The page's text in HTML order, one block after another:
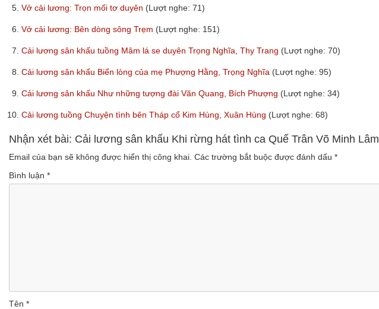
5. Vở cải lương: Trọn mối tơ duyên (Lượt nghe: 71)
6. Vở cải lương: Bên dòng sông Trẹm (Lượt nghe: 151)
7. Cải lương sân khấu tuồng Mâm lá se duyên Trọng Nghĩa, Thy Trang (Lượt nghe: 70)
8. Cải lương sân khấu Biển lòng của mẹ Phượng Hằng, Trọng Nghĩa (Lượt nghe: 95)
9. Cải lương sân khấu Như những tượng đài Văn Quang, Bích Phượng (Lượt nghe: 34)
10. Cải lương tuồng Chuyện tình bên Tháp cổ Kim Hùng, Xuân Hùng (Lượt nghe: 68)
Nhận xét bài: Cải lương sân khấu Khi rừng hát tình ca Quế Trân Võ Minh Lâm
Email của bạn sẽ không được hiển thị công khai. Các trường bắt buộc được đánh dấu *
Bình luận *
Tên *